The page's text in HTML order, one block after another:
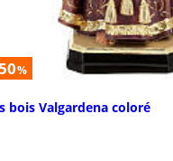
%
bois Valgardena coloré